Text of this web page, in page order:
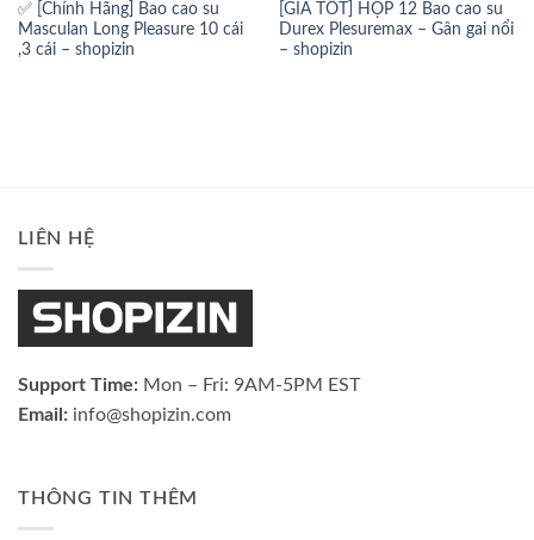
✅ [Chính Hãng] Bao cao su
Masculan Long Pleasure 10 cái
,3 cái – shopizin
[GIÁ TỐT] HỘP 12 Bao cao su
Durex Plesuremax – Gân gai nổi
– shopizin
LIÊN HỆ
Support Time: Mon – Fri: 9AM-5PM EST
Email: info@shopizin.com
THÔNG TIN THÊM